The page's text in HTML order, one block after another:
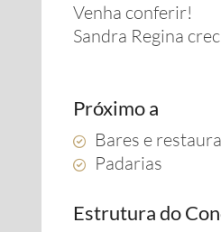
Venha conferir!
Sandra Regina
Próximo a
Bares e
Padarias
Estrutura do